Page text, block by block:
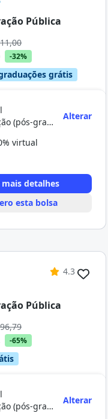
Pública
-32%
grátis
Especialização (pós-graduação)
Alterar
virtual
mais detalhes
esta bolsa
4.3
Pública
-65%
Especialização (pós-graduação)
Alterar